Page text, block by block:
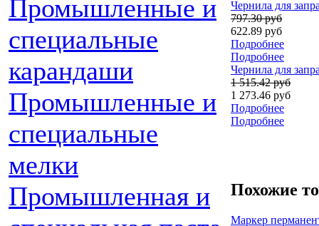
Промышленные и
специальные
карандаши
Промышленные и
специальные
мелки
Промышленная и
Чернила для
797.30 руб
622.89 руб
Подробнее
Подробнее
Чернила для
1 515.42 руб
1 273.46 руб
Подробнее
Подробнее
Похожие
Маркер